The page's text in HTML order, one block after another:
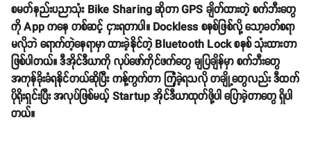
စမတ်နည်းပညာသုံး Bike Sharing ဆိုတာ GPS ချိတ်ထားတဲ့ စက်ဘီးတွေ
ကို App ကနေ တစ်ဆင့် ငှားရတာပါ။ Dockless စနစ်ဖြစ်လို့ သော့ခတ်စရာ
မလိုဘဲ ရောက်တဲ့နေရာမှာ ထားခဲ့နိုင်တဲ့ Bluetooth Lock စနစ် သုံးထားတာ
ဖြစ်ပါတယ်။ ဒီအိုင်ဒီယာကို လုပ်ဖော်ကိုင်ဖက်တွေ ချပြချိန်မှာ စက်ဘီးတွေ
အကုန်ခိုးခံရနိုင်တယ်ဆိုပြီး ကန့်ကွက်တာ ကြုံခဲ့ရသလို တချို့တွေလည်း ဒီထက်
ပိုရိုးရှင်းပြီး အလုပ်ဖြစ်မယ့် Startup အိုင်ဒီယာထုတ်ဖို့ပါ ပြောခဲ့တာတွေ ရှိပါ
တယ်။